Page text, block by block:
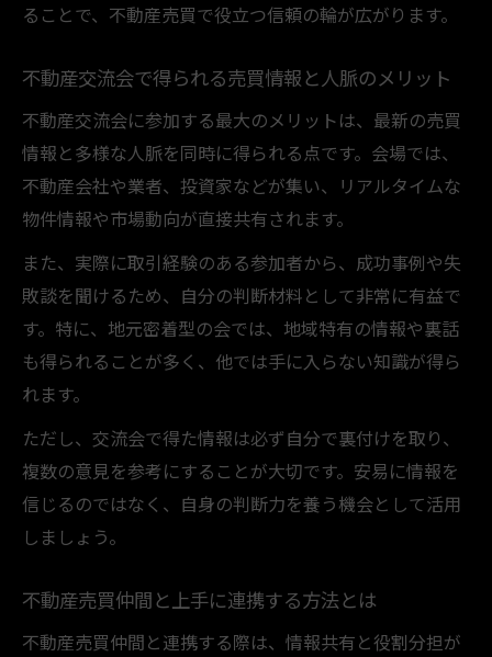
ることで、不動産売買で役立つ信頼の輪が広がります。
不動産交流会で得られる売買情報と人脈のメリット
不動産交流会に参加する最大のメリットは、最新の売買
情報と多様な人脈を同時に得られる点です。会場では、
不動産会社や業者、投資家などが集い、リアルタイムな
物件情報や市場動向が直接共有されます。
また、実際に取引経験のある参加者から、成功事例や失
敗談を聞けるため、自分の判断材料として非常に有益で
す。特に、地元密着型の会では、地域特有の情報や裏話
も得られることが多く、他では手に入らない知識が得ら
れます。
ただし、交流会で得た情報は必ず自分で裏付けを取り、
複数の意見を参考にすることが大切です。安易に情報を
信じるのではなく、自身の判断力を養う機会として活用
しましょう。
不動産売買仲間と上手に連携する方法とは
不動産売買仲間と連携する際は、情報共有と役割分担が